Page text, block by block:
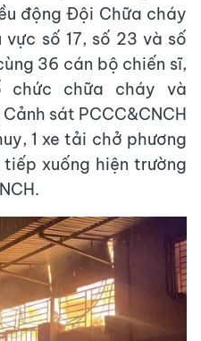
động Đội Chữa cháy
số 17, số 23 và số
36 cán bộ chiến sĩ,
chức chữa cháy và
sát PCCC&CNCH
1 xe tải chở phương
xuống hiện trường